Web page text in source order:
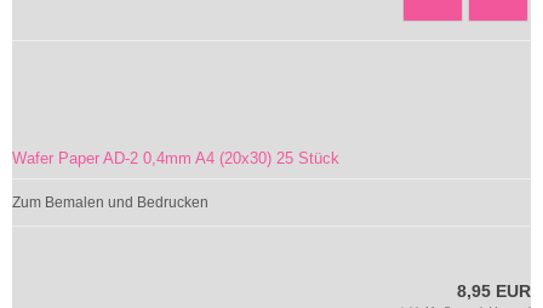
Wafer Paper AD-2 0,4mm A4 (20x30) 25 Stück
Zum Bemalen und Bedrucken
8,95 EUR